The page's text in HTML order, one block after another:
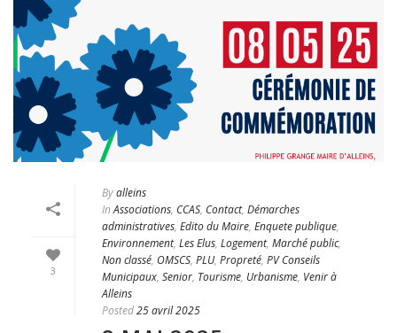
3
Byalleins
In Associations, CCAS, Contact, Démarches
administratives, Edito du Maire, Enquete publique,
Environnement, Les Elus, Logement, Marché public,
Non classé, OMSCS, PLU, Propreté, PV Conseils
Municipaux, Senior, Tourisme, Urbanisme, Venir à
Alleins
Posted25 avril 2025